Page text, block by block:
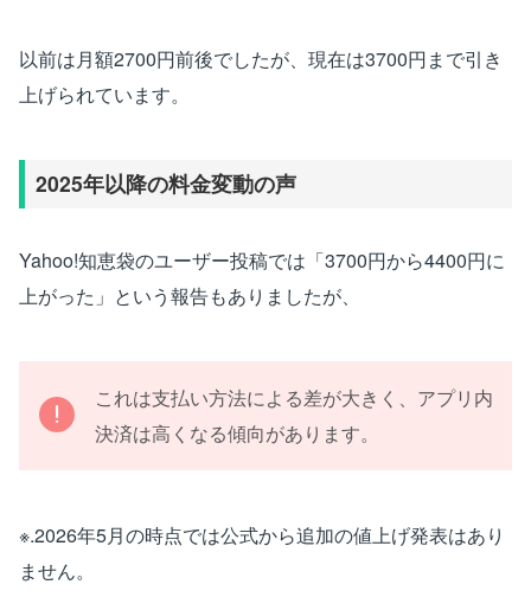
以前は月額2700円前後でしたが、現在は3700円まで引き
上げられています。
2025年以降の料金変動の声
Yahoo!知恵袋のユーザー投稿では「3700円から4400円に
上がった」という報告もありましたが、
これは支払い方法による差が大きく、アプリ内
決済は高くなる傾向があります。
※.2026年5月の時点では公式から追加の値上げ発表はあり
ません。